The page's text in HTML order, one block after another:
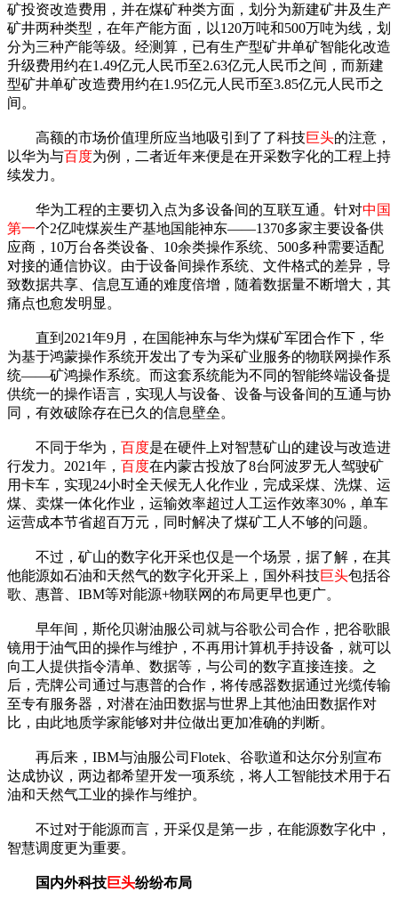
矿投资改造费用，并在煤矿种类方面，划分为新建矿井及生产
矿井两种类型，在年产能方面，以120万吨和500万吨为线，划
分为三种产能等级。经测算，已有生产型矿井单矿智能化改造
升级费用约在1.49亿元人民币至2.63亿元人民币之间，而新建
型矿井单矿改造费用约在1.95亿元人民币至3.85亿元人民币之
间。
高额的市场价值理所应当地吸引到了了科技巨头的注意，
以华为与百度为例，二者近年来便是在开采数字化的工程上持
续发力。
华为工程的主要切入点为多设备间的互联互通。针对中国
第一个2亿吨煤炭生产基地国能神东——1370多家主要设备供
应商，10万台各类设备、10余类操作系统、500多种需要适配
对接的通信协议。由于设备间操作系统、文件格式的差异，导
致数据共享、信息互通的难度倍增，随着数据量不断增大，其
痛点也愈发明显。
直到2021年9月，在国能神东与华为煤矿军团合作下，华
为基于鸿蒙操作系统开发出了专为采矿业服务的物联网操作系
统——矿鸿操作系统。而这套系统能为不同的智能终端设备提
供统一的操作语言，实现人与设备、设备与设备间的互通与协
同，有效破除存在已久的信息壁垒。
不同于华为， 百度是在硬件上对智慧矿山的建设与改造进
行发力。2021年， 百度在内蒙古投放了8台阿波罗无人驾驶矿
用卡车，实现24小时全天候无人化作业，完成采煤、洗煤、运
煤、卖煤一体化作业，运输效率超过人工运作效率30%，单车
运营成本节省超百万元，同时解决了煤矿工人不够的问题。
不过，矿山的数字化开采也仅是一个场景，据了解，在其
他能源如石油和天然气的数字化开采上，国外科技巨头包括谷
歌、惠普、IBM等对能源+物联网的布局更早也更广。
早年间，斯伦贝谢油服公司就与谷歌公司合作，把谷歌眼
镜用于油气田的操作与维护，不再用计算机手持设备，就可以
向工人提供指令清单、数据等，与公司的数字直接连接。之
后，壳牌公司通过与惠普的合作，将传感器数据通过光缆传输
至专有服务器，对潜在油田数据与世界上其他油田数据作对
比，由此地质学家能够对井位做出更加准确的判断。
再后来，IBM与油服公司Flotek、谷歌道和达尔分别宣布
达成协议，两边都希望开发一项系统，将人工智能技术用于石
油和天然气工业的操作与维护。
不过对于能源而言，开采仅是第一步，在能源数字化中，
智慧调度更为重要。
国内外科技巨头纷纷布局